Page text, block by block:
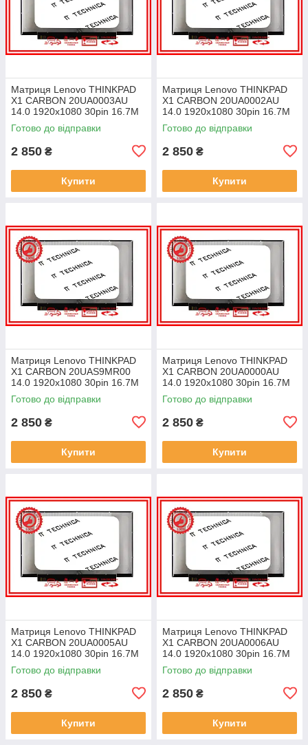
Матриця Lenovo THINKPAD
X1 CARBON 20UA0003AU
14.0 1920x1080 30pin 16.7M
45% NTSC 300 cd/m² для
ноутбука
Готово до відправки
2 850 ₴
Купити
Матриця Lenovo THINKPAD
X1 CARBON 20UA0002AU
14.0 1920x1080 30pin 16.7M
45% NTSC 300 cd/m² для
ноутбука
Готово до відправки
2 850 ₴
Купити
Матриця Lenovo THINKPAD
X1 CARBON 20UAS9MR00
14.0 1920x1080 30pin 16.7M
45% NTSC 300 cd/m² для
ноутбука
Готово до відправки
2 850 ₴
Купити
Матриця Lenovo THINKPAD
X1 CARBON 20UA0000AU
14.0 1920x1080 30pin 16.7M
45% NTSC 300 cd/m² для
ноутбука
Готово до відправки
2 850 ₴
Купити
Матриця Lenovo THINKPAD
X1 CARBON 20UA0005AU
14.0 1920x1080 30pin 16.7M
45% NTSC 300 cd/m² для
ноутбука
Готово до відправки
2 850 ₴
Купити
Матриця Lenovo THINKPAD
X1 CARBON 20UA0006AU
14.0 1920x1080 30pin 16.7M
45% NTSC 300 cd/m² для
ноутбука
Готово до відправки
2 850 ₴
Купити